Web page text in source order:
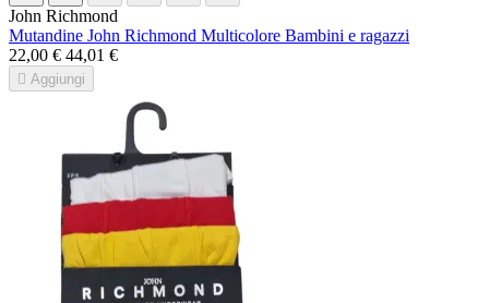
John Richmond
Mutandine John Richmond Multicolore Bambini e ragazzi
22,00 € 44,01 €
 Aggiungi